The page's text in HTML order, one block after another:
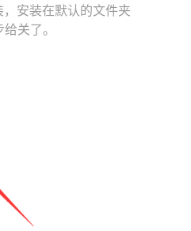
安装在默认的文件夹
关了。